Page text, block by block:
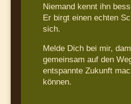
Niemand kennt ihn
Er birgt einen echten
sich.
Melde Dich bei mir,
gemeinsam auf den
entspannte Zukunft
können.